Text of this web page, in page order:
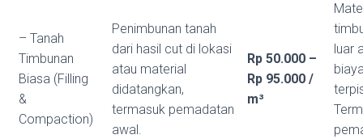
– Tanah
Timbunan
Biasa (Filling
&
Compaction)
Penimbunan tanah
dari hasil cut di lokasi
atau material
didatangkan,
termasuk pemadatan
awal.
Rp 50.000 –
Rp 95.000 /
m³
luar